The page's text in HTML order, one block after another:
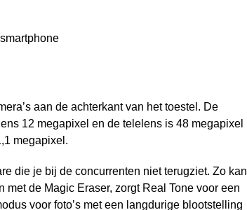
aan de achterkant van het toestel. De
12 megapixel en de telelens is 48 megapixel
megapixel.
die je bij de concurrenten niet terugziet. Zo kan
de Magic Eraser, zorgt Real Tone voor een
voor foto’s met een langdurige blootstelling